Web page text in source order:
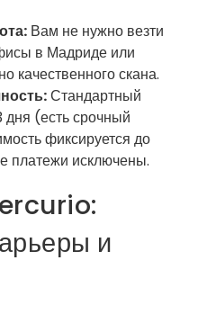
Вам не нужно везти
в Мадриде или
качественного скана.
Стандартный
дня (есть срочный
фиксируется до
платежи исключены.
и